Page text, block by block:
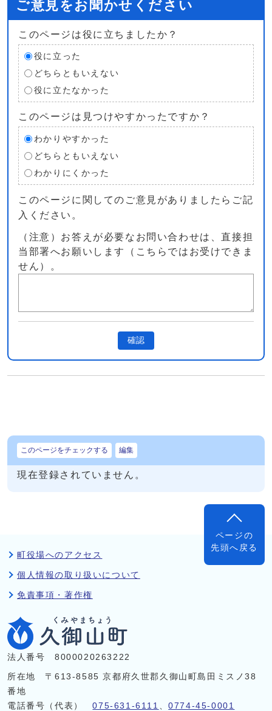
ご意見をお聞かせください
このページは役に立ちましたか？
役に立った
どちらともいえない
役に立たなかった
このページは見つけやすかったですか？
わかりやすかった
どちらともいえない
わかりにくかった
このページに関してのご意見がありましたらご記
入ください。
（注意）お答えが必要なお問い合わせは、直接担
当部署へお願いします（こちらではお受けできま
せん）。
確認
このページをチェックする 編集
現在登録されていません。
ページの
先頭へ戻る
町役場へのアクセス
個人情報の取り扱いについて
免責事項・著作権
法人番号 8000020263222
所在地 〒613-8585 京都府久世郡久御山町島田ミスノ38
番地
電話番号（代表）075-631-6111 、0774-45-0001